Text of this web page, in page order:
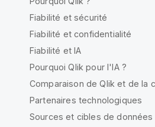
Fiabilité et sécurité
Fiabilité et confidentialité
Fiabilité et IA
Pourquoi Qlik pour l'IA ?
Comparaison de Qlik et de la
Partenaires technologiques
Sources et cibles de données